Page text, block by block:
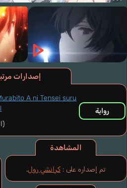
المشاهدة
تم إصداره على : كرانشي رول.
إصدارات
رواية
A ni Tensei suru